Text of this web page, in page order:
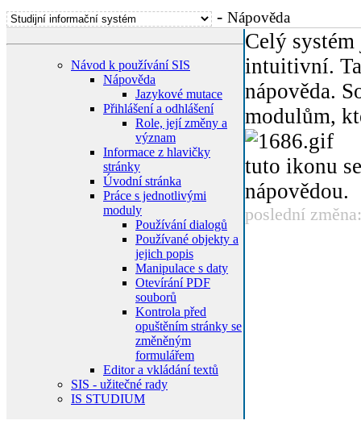
- Nápověda
Návod k používání SIS
Nápověda
Jazykové mutace
Přihlášení a odhlášení
Role, její změny a
význam
Informace z hlavičky
stránky
Úvodní stránka
Práce s jednotlivými
moduly
Používání dialogů
Používané objekty a
jejich popis
Manipulace s daty
Otevírání PDF
souborů
Kontrola před
opuštěním stránky se
změněným
formulářem
Editor a vkládání textů
SIS - užitečné rady
IS STUDIUM
Celý
intuitivní.
nápověda.
modulům,
tuto ikonu
nápovědou.
poslední